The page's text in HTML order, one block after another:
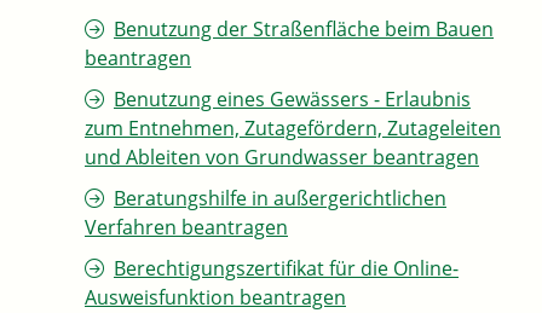
Benutzung der Straßenfläche beim Bauen
beantragen
Benutzung eines Gewässers - Erlaubnis
zum Entnehmen, Zutagefördern, Zutageleiten
und Ableiten von Grundwasser beantragen
Beratungshilfe in außergerichtlichen
Verfahren beantragen
Berechtigungszertifikat für die Online-
Ausweisfunktion beantragen